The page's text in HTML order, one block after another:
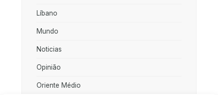
Líbano
Mundo
Noticias
Opinião
Oriente Médio